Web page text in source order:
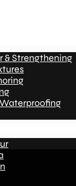
& Strengthening